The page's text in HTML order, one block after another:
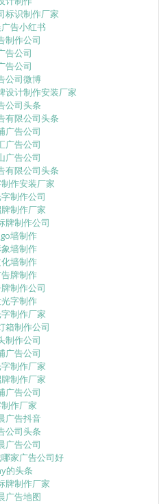
标识制作厂家
告小红书
制作公司
告公司
告公司
公司微博
设计制作安装厂家
公司头条
有限公司头条
广告公司
广告公司
广告公司
有限公司头条
作安装厂家
制作公司
制作厂家
牌制作公司
墙制作
墙制作
墙制作
牌制作
制作公司
字制作
制作厂家
箱制作公司
制作公司
广告公司
制作厂家
制作厂家
广告公司
作厂家
广告抖音
公司头条
广告公司
家广告公司好
的头条
牌制作厂家
广告地图